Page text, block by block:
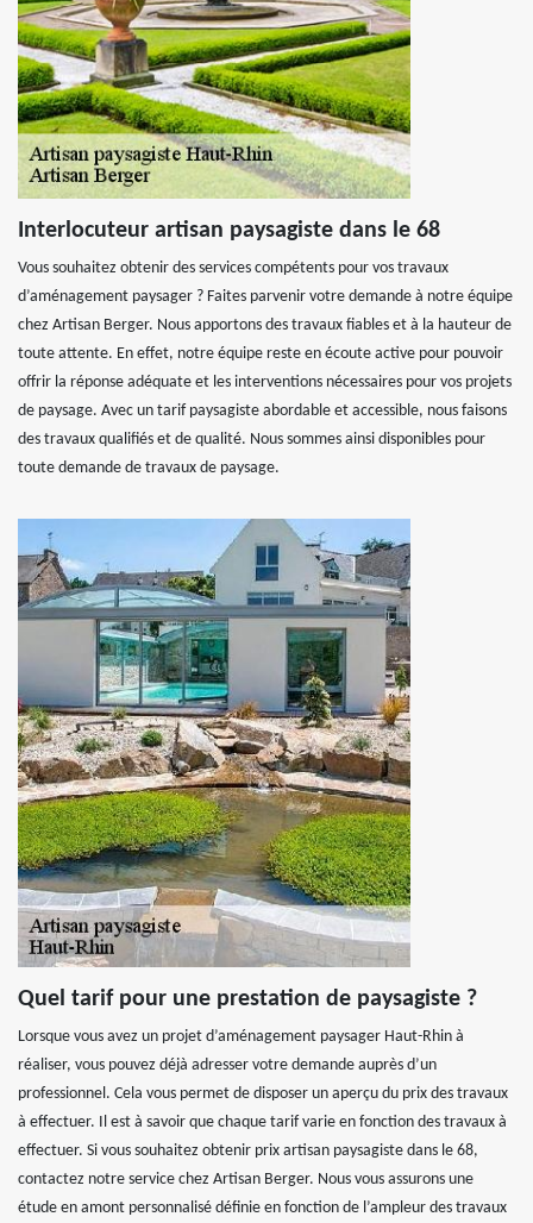
Interlocuteur artisan paysagiste dans le 68
Vous souhaitez obtenir des services compétents pour vos travaux
d’aménagement paysager ? Faites parvenir votre demande à notre équipe
chez Artisan Berger. Nous apportons des travaux fiables et à la hauteur de
toute attente. En effet, notre équipe reste en écoute active pour pouvoir
offrir la réponse adéquate et les interventions nécessaires pour vos projets
de paysage. Avec un tarif paysagiste abordable et accessible, nous faisons
des travaux qualifiés et de qualité. Nous sommes ainsi disponibles pour
toute demande de travaux de paysage.
Quel tarif pour une prestation de paysagiste ?
Lorsque vous avez un projet d’aménagement paysager Haut-Rhin à
réaliser, vous pouvez déjà adresser votre demande auprès d’un
professionnel. Cela vous permet de disposer un aperçu du prix des travaux
à effectuer. Il est à savoir que chaque tarif varie en fonction des travaux à
effectuer. Si vous souhaitez obtenir prix artisan paysagiste dans le 68,
contactez notre service chez Artisan Berger. Nous vous assurons une
étude en amont personnalisé définie en fonction de l’ampleur des travaux